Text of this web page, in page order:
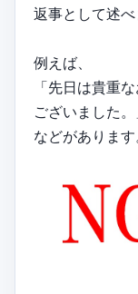
返事として述べ
例えば、
「先日は貴重
ございました。
などがあります